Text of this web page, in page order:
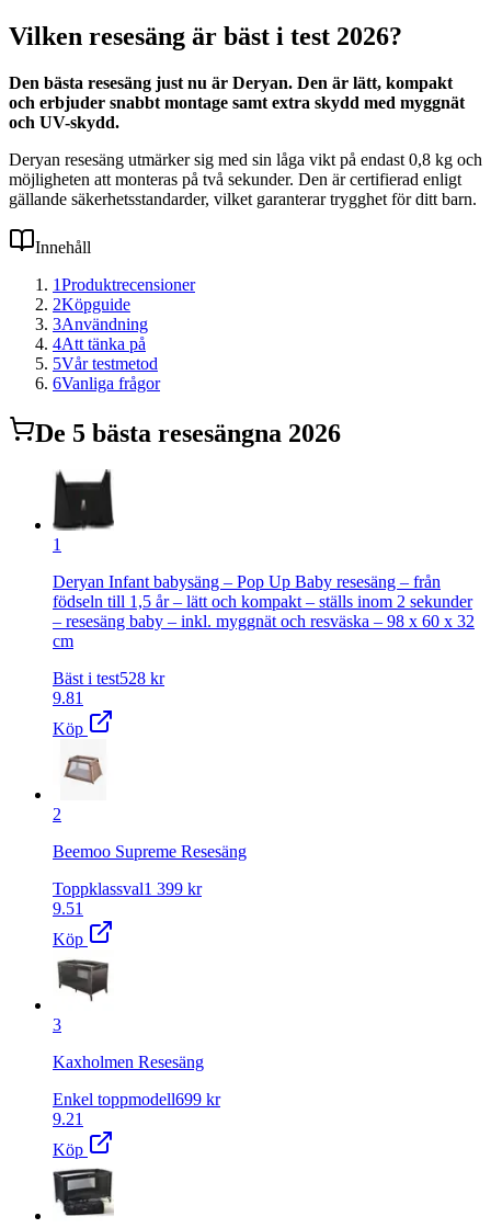
Vilken resesäng är bäst i test 2026?
Den bästa resesäng just nu är Deryan. Den är lätt, kompakt
och erbjuder snabbt montage samt extra skydd med myggnät
och UV-skydd.
Deryan resesäng utmärker sig med sin låga vikt på endast 0,8 kg och
möjligheten att monteras på två sekunder. Den är certifierad enligt
gällande säkerhetsstandarder, vilket garanterar trygghet för ditt barn.
Innehåll
1Produktrecensioner
2Köpguide
3Användning
4Att tänka på
5Vår testmetod
6Vanliga frågor
De 5 bästa resesängna 2026
1
Deryan Infant babysäng – Pop Up Baby resesäng – från
födseln till 1,5 år – lätt och kompakt – ställs inom 2 sekunder
– resesäng baby – inkl. myggnät och resväska – 98 x 60 x 32
cm
Bäst i test528 kr
9.81
Köp
2
Beemoo Supreme Resesäng
Toppklassval1 399 kr
9.51
Köp
3
Kaxholmen Resesäng
Enkel toppmodell699 kr
9.21
Köp